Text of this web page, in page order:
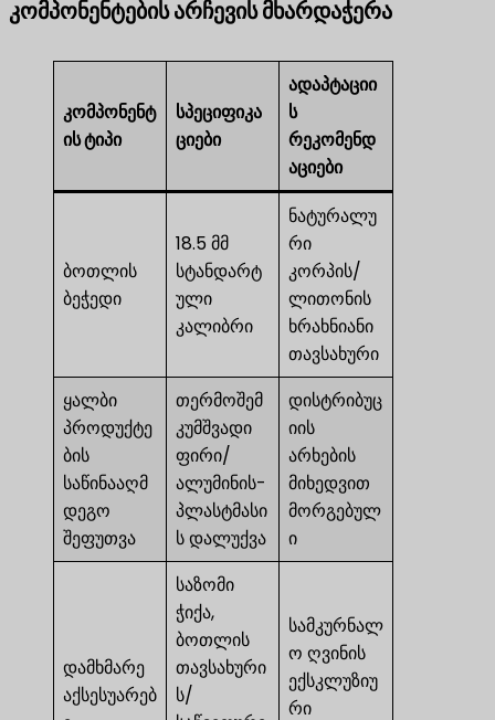
კომპონენტების არჩევის მხარდაჭერა
კომპონენტ
ის ტიპი
სპეციფიკა
ციები
ადაპტაციი
ს
რეკომენდ
აციები
ბოთლის
ბეჭედი
18.5 მმ
სტანდარტ
ული
კალიბრი
ნატურალუ
რი
კორპის/
ლითონის
ხრახნიანი
თავსახური
ყალბი
პროდუქტე
ბის
საწინააღმ
დეგო
შეფუთვა
თერმოშემ
კუმშვადი
ფირი/
ალუმინის-
პლასტმასი
ს დალუქვა
დისტრიბუც
იის
არხების
მიხედვით
მორგებულ
ი
დამხმარე
აქსესუარებ
საზომი
ჭიქა,
ბოთლის
თავსახური
ს/
სამკურნალ
ო ღვინის
ექსკლუზიუ
რი